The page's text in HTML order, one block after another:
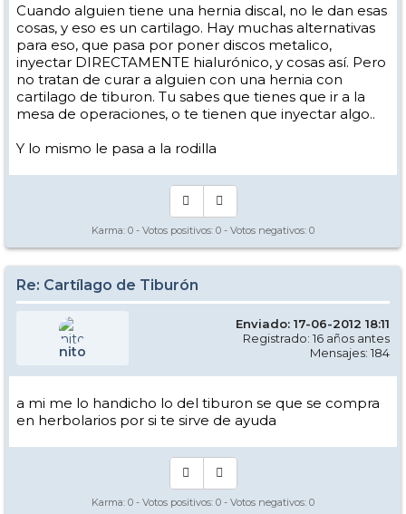
Cuando alguien tiene una hernia discal, no le dan esas
cosas, y eso es un cartilago. Hay muchas alternativas
para eso, que pasa por poner discos metalico,
inyectar DIRECTAMENTE hialurónico, y cosas así. Pero
no tratan de curar a alguien con una hernia con
cartilago de tiburon. Tu sabes que tienes que ir a la
mesa de operaciones, o te tienen que inyectar algo..
Y lo mismo le pasa a la rodilla
Karma: 0 - Votos positivos: 0 - Votos negativos: 0
Re: Cartílago de Tiburón
nito
Enviado: 17-06-2012 18:11
Registrado: 16 años antes
Mensajes: 184
a mi me lo handicho lo del tiburon se que se compra
en herbolarios por si te sirve de ayuda
Karma: 0 - Votos positivos: 0 - Votos negativos: 0